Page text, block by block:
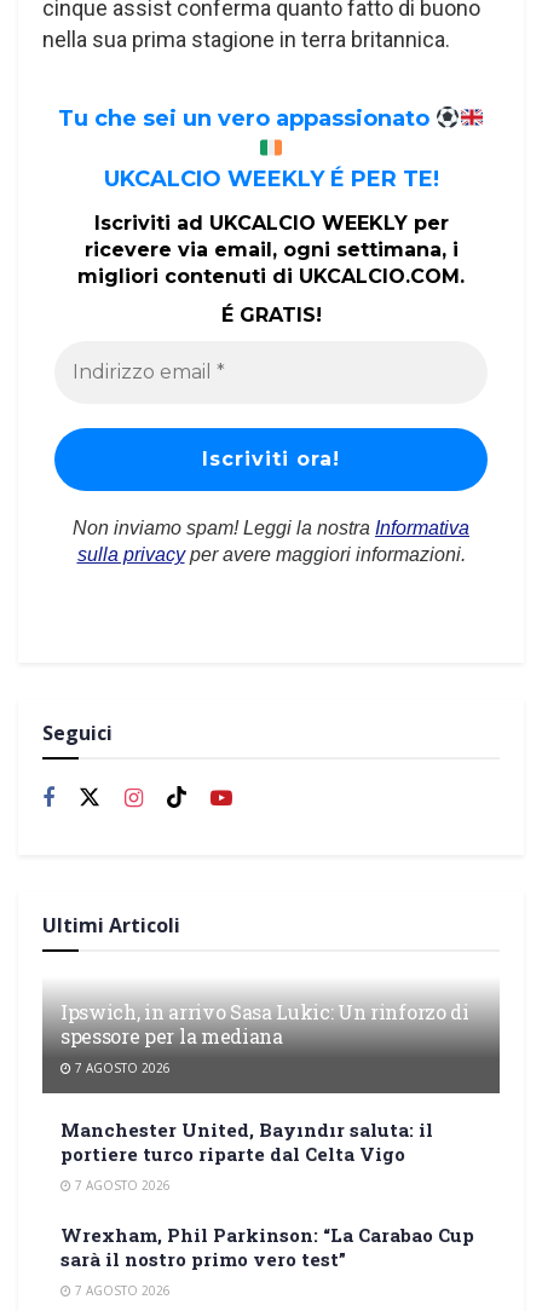
cinque assist conferma quanto fatto di buono
nella sua prima stagione in terra britannica.
Tu che sei un vero appassionato
UKCALCIO WEEKLY É PER TE!
Iscriviti ad UKCALCIO WEEKLY per
ricevere via email, ogni settimana, i
migliori contenuti di UKCALCIO.COM.
É GRATIS!
Non inviamo spam! Leggi la nostra Informativa
sulla privacyper avere maggiori informazioni.
Seguici
Ultimi Articoli
Ipswich, in arrivo Sasa Lukic: Un rinforzo di
spessore per la mediana
7 AGOSTO 2026
Manchester United, Bayındır saluta: il
portiere turco riparte dal Celta Vigo
7 AGOSTO 2026
Wrexham, Phil Parkinson: “La Carabao Cup
sarà il nostro primo vero test”
7 AGOSTO 2026